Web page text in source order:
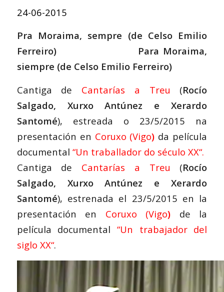
24-06-2015
Pra Moraima, sempre (de Celso Emilio
Ferreiro) Para Moraima,
siempre (de Celso Emilio Ferreiro)
Cantiga de Cantarías a Treu (Rocío
Salgado, Xurxo Antúnez e Xerardo
Santomé), estreada o 23/5/2015 na
presentación en Coruxo (Vigo) da película
documental “Un traballador do século XX“.
Cantiga de Cantarías a Treu (Rocío
Salgado, Xurxo Antúnez e Xerardo
Santomé), estrenada el 23/5/2015 en la
presentación en Coruxo (Vigo) de la
película documental “Un trabajador del
siglo XX“.